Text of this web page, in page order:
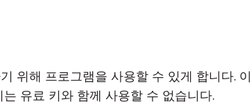
위해 프로그램을 사용할 수 있게 합니다. 이
유료 키와 함께 사용할 수 없습니다.